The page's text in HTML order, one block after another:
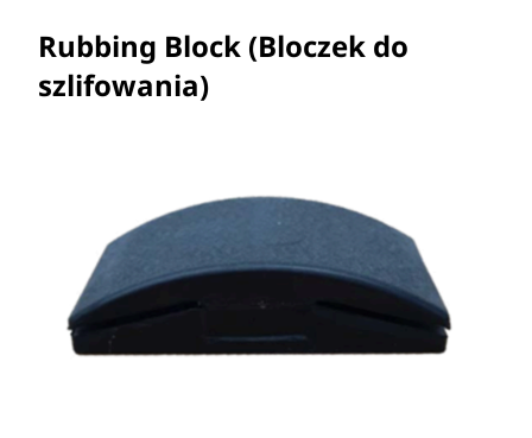
Rubbing Block (Bloczek do
szlifowania)